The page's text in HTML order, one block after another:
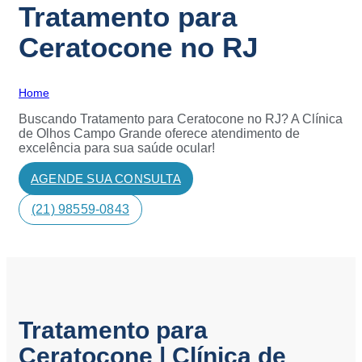
Tratamento para
Ceratocone no RJ
Home
Buscando Tratamento para Ceratocone no RJ? A Clínica
de Olhos Campo Grande oferece atendimento de
excelência para sua saúde ocular!
AGENDE SUA CONSULTA
(21) 98559-0843
Tratamento para
Ceratocone | Clínica de